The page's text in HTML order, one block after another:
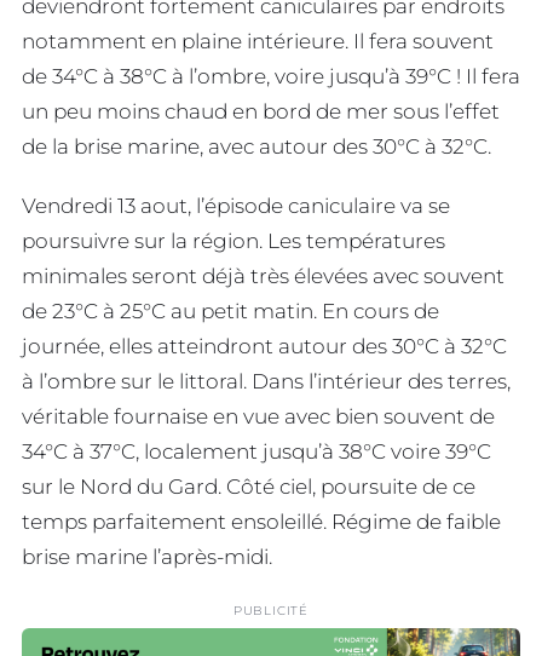
deviendront fortement caniculaires par endroits
notamment en plaine intérieure. Il fera souvent
de 34°C à 38°C à l’ombre, voire jusqu’à 39°C ! Il fera
un peu moins chaud en bord de mer sous l’effet
de la brise marine, avec autour des 30°C à 32°C.
Vendredi 13 aout, l’épisode caniculaire va se
poursuivre sur la région. Les températures
minimales seront déjà très élevées avec souvent
de 23°C à 25°C au petit matin. En cours de
journée, elles atteindront autour des 30°C à 32°C
à l’ombre sur le littoral. Dans l’intérieur des terres,
véritable fournaise en vue avec bien souvent de
34°C à 37°C, localement jusqu’à 38°C voire 39°C
sur le Nord du Gard. Côté ciel, poursuite de ce
temps parfaitement ensoleillé. Régime de faible
brise marine l’après-midi.
PUBLICITÉ